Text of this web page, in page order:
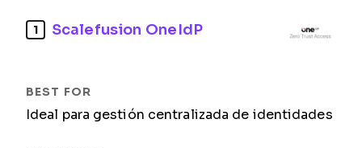
1 Scalefusion OneIdP
Ideal para gestión centralizada de identidades